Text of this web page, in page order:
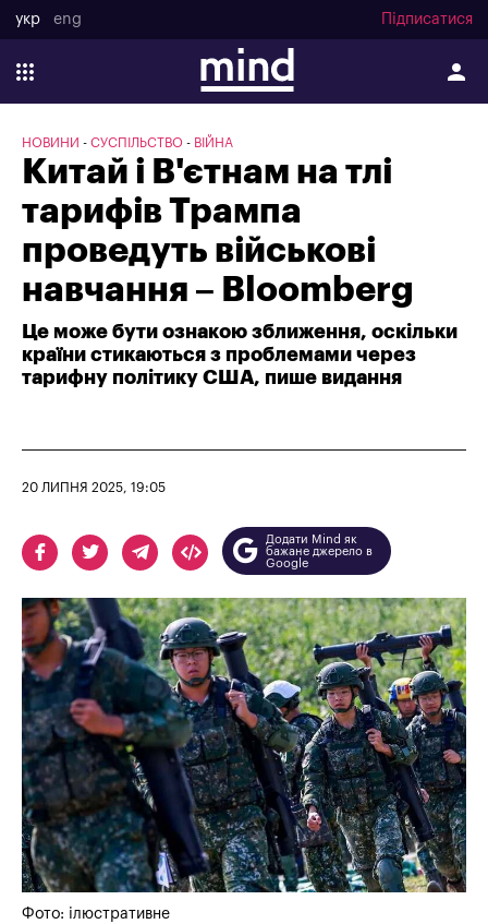
укр eng Підписатися
НОВИНИ СУСПІЛЬСТВО ВІЙНА
Китай і В'єтнам на тлі
тарифів Трампа
проведуть військові
навчання – Bloomberg
Це може бути ознакою зближення, оскільки
країни стикаються з проблемами через
тарифну політику США, пише видання
20 ЛИПНЯ 2025, 19:05
Додати Mind як
бажане джерело в
Google
Фото: ілюстративне